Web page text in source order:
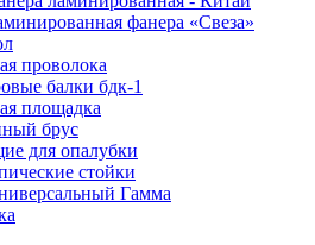
фанера «Свеза»
проволока
балки бдк-1
площадка
брус
для опалубки
стойки
Гамма